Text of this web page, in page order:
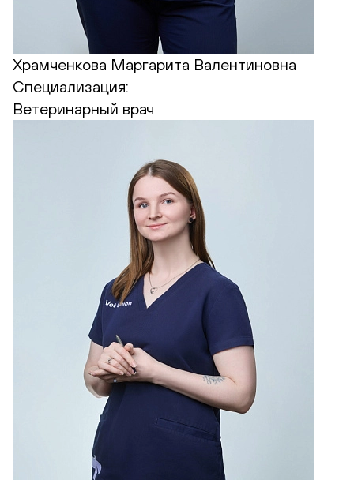
Храмченкова Маргарита Валентиновна
Специализация:
Ветеринарный врач